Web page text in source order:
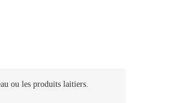
ou les produits laitiers.